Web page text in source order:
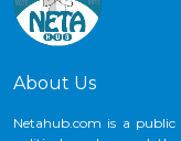
About Us
Netahub.com is a